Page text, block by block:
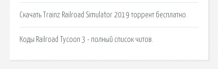
Скачать Trainz Railroad Simulator 2019 торрент бесплатно.
Коды Railroad Tycoon 3 - полный список читов.